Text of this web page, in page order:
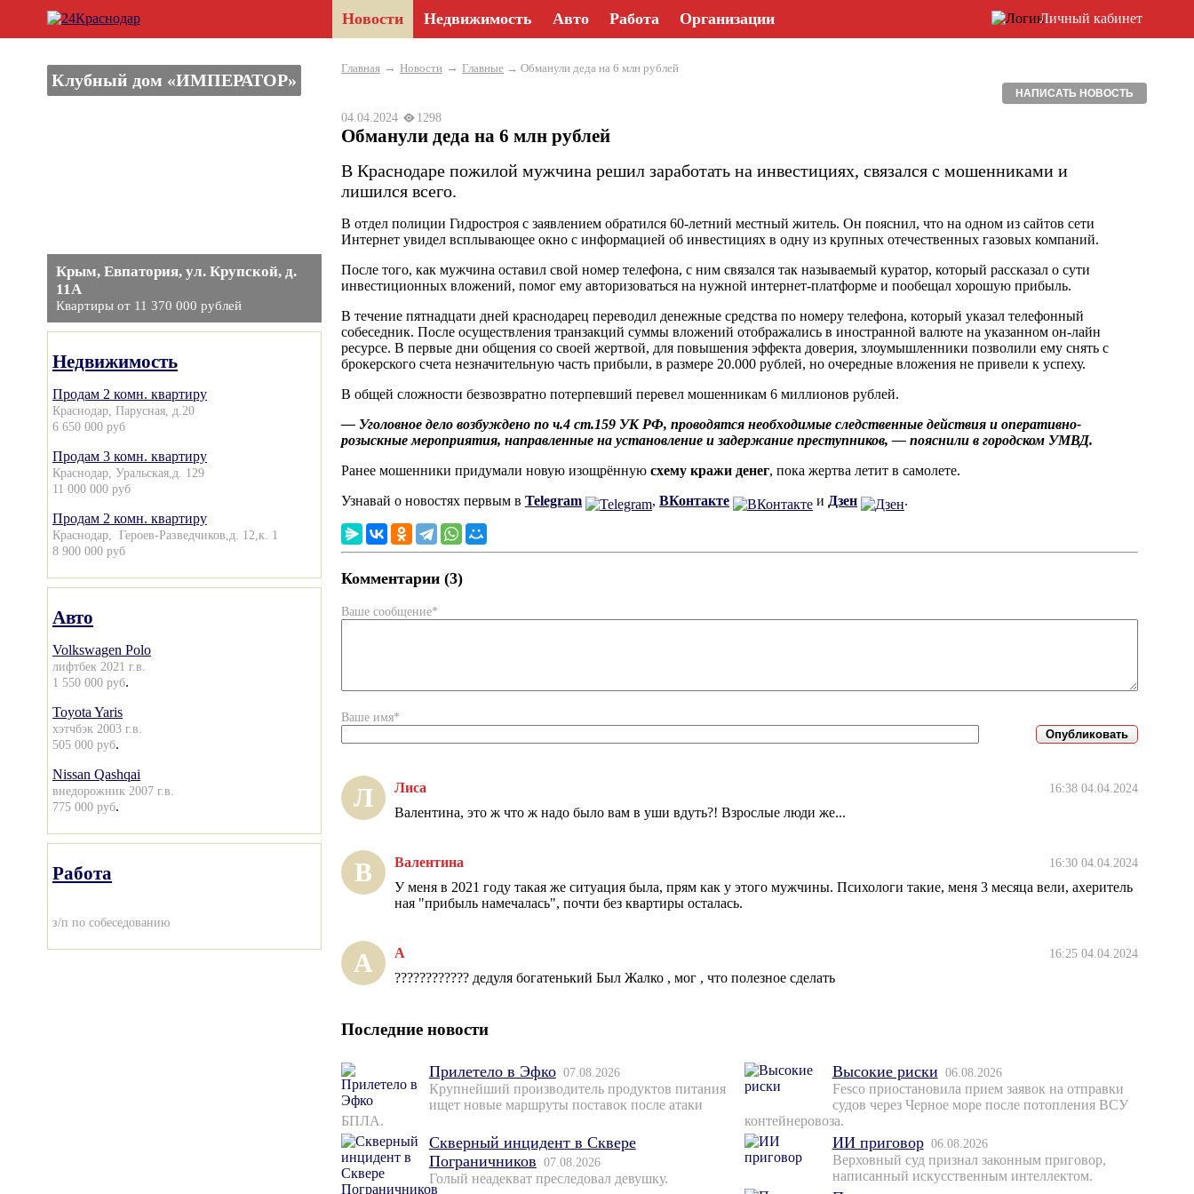
Новости Недвижимость Авто Работа Организации Личный кабинет
Клубный дом «ИМПЕРАТОР»
Крым, Евпатория, ул. Крупской, д.
11А
Квартиры от 11 370 000 рублей
Недвижимость
Продам 2 комн. квартиру
Краснодар, Парусная, д.20
6 650 000 руб
Продам 3 комн. квартиру
Краснодар, Уральская,д. 129
11 000 000 руб
Продам 2 комн. квартиру
Краснодар, Героев-Разведчиков,д. 12,к. 1
8 900 000 руб
Авто
Volkswagen Polo
лифтбек 2021 г.в.
1 550 000 руб.
Toyota Yaris
хэтчбэк 2003 г.в.
505 000 руб.
Nissan Qashqai
внедорожник 2007 г.в.
775 000 руб.
Работа
з/п по собеседованию
Главная → Новости → Главные → Обманули деда на 6 млн рублей
НАПИСАТЬ НОВОСТЬ
04.04.2024 1298
Обманули деда на 6 млн рублей
В Краснодаре пожилой мужчина решил заработать на инвестициях, связался с мошенниками и
лишился всего.
В отдел полиции Гидростроя с заявлением обратился 60-летний местный житель. Он пояснил, что на одном из сайтов сети
Интернет увидел всплывающее окно с информацией об инвестициях в одну из крупных отечественных газовых компаний.
После того, как мужчина оставил свой номер телефона, с ним связался так называемый куратор, который рассказал о сути
инвестиционных вложений, помог ему авторизоваться на нужной интернет-платформе и пообещал хорошую прибыль.
В течение пятнадцати дней краснодарец переводил денежные средства по номеру телефона, который указал телефонный
собеседник. После осуществления транзакций суммы вложений отображались в иностранной валюте на указанном он-лайн
ресурсе. В первые дни общения со своей жертвой, для повышения эффекта доверия, злоумышленники позволили ему снять с
брокерского счета незначительную часть прибыли, в размере 20.000 рублей, но очередные вложения не привели к успеху.
В общей сложности безвозвратно потерпевший перевел мошенникам 6 миллионов рублей.
— Уголовное дело возбуждено по ч.4 ст.159 УК РФ, проводятся необходимые следственные действия и оперативно-
розыскные мероприятия, направленные на установление и задержание преступников, — пояснили в городском УМВД.
Ранее мошенники придумали новую изощрённую схему кражи денег, пока жертва летит в самолете.
Узнавай о новостях первым в Telegram , ВКонтакте и Дзен .
Комментарии (3)
Ваше сообщение*
Ваше имя*
Л Лиса 16:38 04.04.2024
Валентина, это ж что ж надо было вам в уши вдуть?! Взрослые люди же...
В Валентина 16:30 04.04.2024
У меня в 2021 году такая же ситуация была, прям как у этого мужчины. Психологи такие, меня 3 месяца вели, ахеритель
ная "прибыль намечалась", почти без квартиры осталась.
А А 16:25 04.04.2024
???????????? дедуля богатенький Был Жалко , мог , что полезное сделать
Последние новости
Прилетело в Эфко 07.08.2026
Крупнейший производитель продуктов питания
ищет новые маршруты поставок после атаки
БПЛА.
Скверный инцидент в Сквере
Пограничников 07.08.2026
Голый неадекват преследовал девушку.
Высокие риски 06.08.2026
Fesco приостановила прием заявок на отправки
судов через Черное море после потопления ВСУ
контейнеровоза.
ИИ приговор 06.08.2026
Верховный суд признал законным приговор,
написанный искусственным интеллектом.